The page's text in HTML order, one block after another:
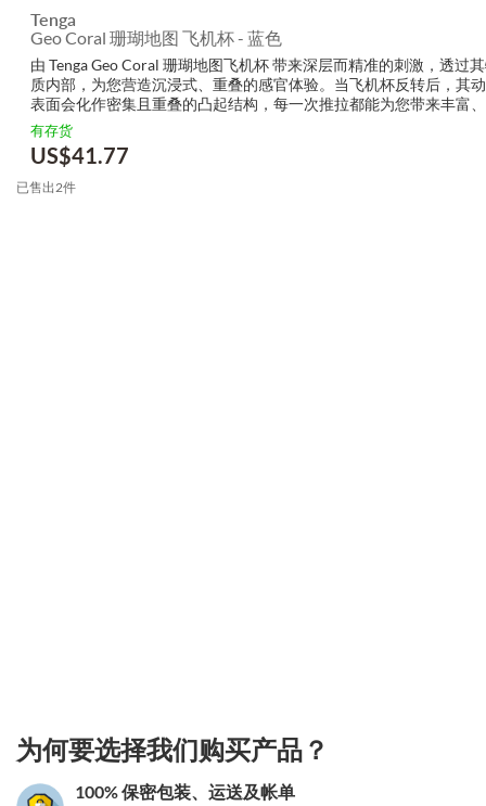
Tenga
Geo Coral 珊瑚地图 飞机杯 - 蓝色
由 Tenga Geo Coral 珊瑚地图飞机杯 带来深层而精准的刺激，透过
质内部，为您营造沉浸式、重叠的感官体验。当飞机杯反转后，其
表面会化作密集且重叠的凸起结构，每一次推拉都能为您带来丰富
感觉。材质柔软且富弹性，能完美贴合您的节奏，为您带来一场感
体验。 ...
有存货
US$41.77
已售出2件
为何要选择我们购买产品？
100% 保密包装、运送及帐单